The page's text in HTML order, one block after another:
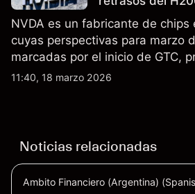
NVDA es un fabricante de chips
cuyas perspectivas para marzo
marcadas por el inicio de GTC,
actualizaciones de productos y
11:40, 18 marzo 2026
Noticias relacionadas
Ambito Financiero (Argentina)